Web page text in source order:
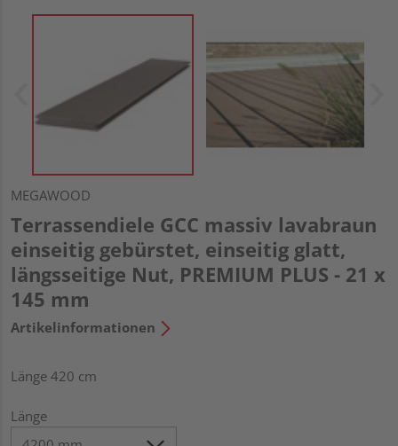
MEGAWOOD
Terrassendiele GCC massiv lavabraun
einseitig gebürstet, einseitig glatt,
längsseitige Nut, PREMIUM PLUS - 21 x
145 mm
Artikelinformationen
Länge 420 cm
Länge